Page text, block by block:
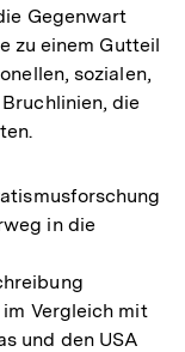
Gegenwart
zu einem Gutteil
sozialen,
die
in die
Vergleich mit
und den USA